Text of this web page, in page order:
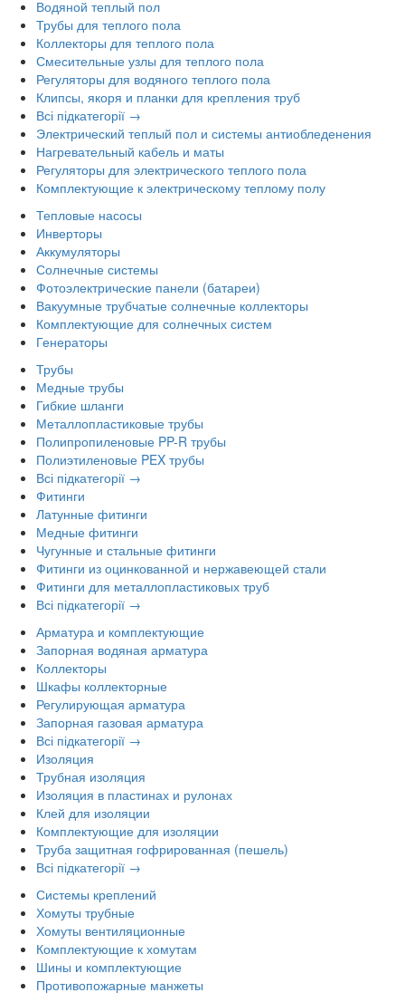
Водяной теплый пол
Трубы для теплого пола
Коллекторы для теплого пола
Смесительные узлы для теплого пола
Регуляторы для водяного теплого пола
Клипсы, якоря и планки для крепления труб
Всі підкатегорії →
Электрический теплый пол и системы антиобледенения
Нагревательный кабель и маты
Регуляторы для электрического теплого пола
Комплектующие к электрическому теплому полу
Тепловые насосы
Инверторы
Аккумуляторы
Солнечные системы
Фотоэлектрические панели (батареи)
Вакуумные трубчатые солнечные коллекторы
Комплектующие для солнечных систем
Генераторы
Трубы
Медные трубы
Гибкие шланги
Металлопластиковые трубы
Полипропиленовые PP-R трубы
Полиэтиленовые PEX трубы
Всі підкатегорії →
Фитинги
Латунные фитинги
Медные фитинги
Чугунные и стальные фитинги
Фитинги из оцинкованной и нержавеющей стали
Фитинги для металлопластиковых труб
Всі підкатегорії →
Арматура и комплектующие
Запорная водяная арматура
Коллекторы
Шкафы коллекторные
Регулирующая арматура
Запорная газовая арматура
Всі підкатегорії →
Изоляция
Трубная изоляция
Изоляция в пластинах и рулонах
Клей для изоляции
Комплектующие для изоляции
Труба защитная гофрированная (пешель)
Всі підкатегорії →
Системы креплений
Хомуты трубные
Хомуты вентиляционные
Комплектующие к хомутам
Шины и комплектующие
Противопожарные манжеты